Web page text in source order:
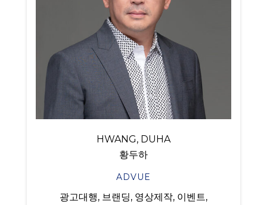
HWANG, DUHA
황두하
ADVUE
광고대행, 브랜딩, 영상제작, 이벤트,